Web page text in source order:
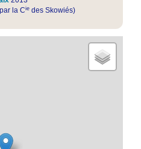
la Ciedes Skowiés)